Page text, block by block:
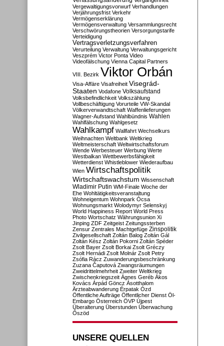
Vergewaltigungsvorwurf Verhandlungen
Verjährungsfrist Verkehr
Vermögenserklärung
Vermögensverwaltung Versammlungsrecht
Verschwörungstheorien Versorgungstarife
Verteidigung
Vertragsverletzungsverfahren
Verurteilung Verwaltung Verwaltungsgericht
Veszprém Victor Ponta Video
Videofälschung Vienna Capital Partners
VIII. Bezirk Viktor Orbán
Visa-Affäre Visafreiheit Visegrád-
Staaten Vodafone Volksaufstand
Volksbefindlichkeit Volkszählung
Vollbeschäftigung Vorurteile VW-Skandal
Völkerverwandtschaft Waffenlieferungen
Wagner-Aufstand Wahlbündnis Wahlen
Wahlfälschung Wahlgesetz
Wahlkampf Wallfahrt Wechselkurs
Weihnachten Weltbank Weltkrieg
Weltmeisterschaft Weltwirtschaftsforum
Wende Werbesteuer Werbung Werte
Westbalkan Wettbewerbsfähigkeit
Wetterdienst Whistleblower Wiederaufbau
Wien Wirtschaftspolitik
Wirtschaftswachstum Wissenschaft
Wladimir Putin WM-Finale Woche der
Ehe Wohltätigkeitsveranstaltung
Wohneigentum Wohnpark Ócsa
Wohnungsmarkt Wolodymyr Selenskyj
World Happiness Report World Press
Photo Wortschatz Währungsunion Xi
Jinping ZDF Zeitgeist Zeitungssterben
Zensur Zentrales Machtgefüge Zinspolitik
Zivilgesellschaft Zoltán Balog Zoltán Gál
Zoltán Kész Zoltán Pokorni Zoltán Spéder
Zsolt Bayer Zsolt Borkai Zsolt Gréczy
Zsolt Hernádi Zsolt Molnár Zsolt Petry
Zsófia Rácz Zuwanderungsbeschränkung
Zuzana Čaputová Zwangsräumungen
Zweidrittelmehrheit Zweiter Weltkrieg
Zwischenkriegszeit Ágnes Geréb Ákos
Kovács Árpád Göncz Ásotthalom
Ärzteabwanderung Érpatak Ózd
Öffentliche Aufträge Öffentlicher Dienst Öl-
Embargo Österreich ÖVP Újpest
Überalterung Überstunden Überwachung
Őszöd
UNSERE QUELLEN